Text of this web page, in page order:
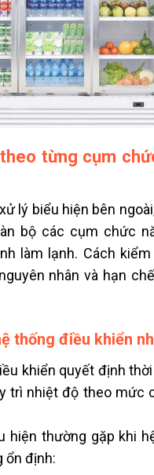
từng cụm
lý biểu hiện bên
bộ các cụm chức
làm lạnh. Cách
nhân và hạn
thống điều khiển
khiển quyết định
trì nhiệt độ theo mức
hiện thường gặp khi
ổn định: